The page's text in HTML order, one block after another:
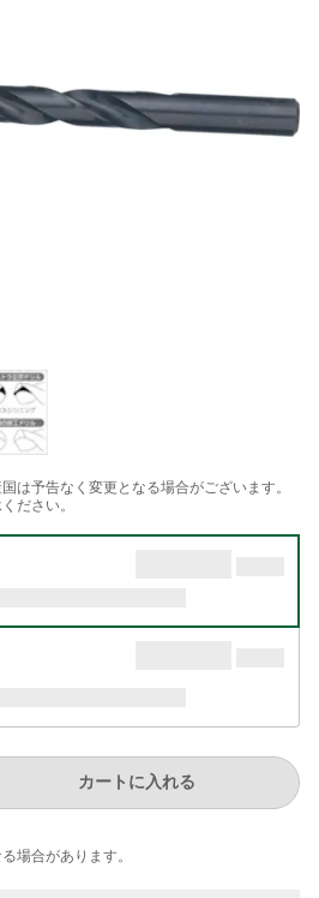
は予告なく変更となる場合がございます。
ださい。
カートに入れる
場合が​あります。